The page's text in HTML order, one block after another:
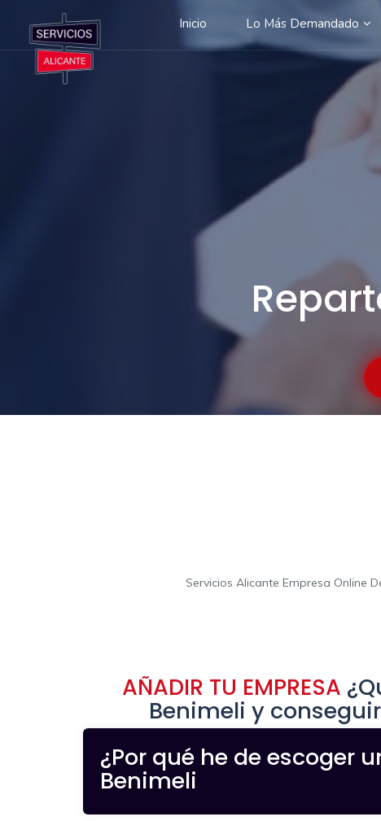
Inicio Lo Más Demandado
Servicios Alicante Empresa Online
AÑADIR TU EMPRESA
Benimeli y
¿Por qué he de escoger
Benimeli